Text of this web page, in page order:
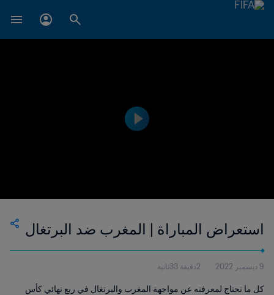
استعراض المباراة | المغرب ضد البرتغال
9 ديسمبر 2022 2دقيقة 33ثانية
كل ما تحتاج لمعرفته عن مواجهة المغرب والبرتغال في ربع نهائي كأس